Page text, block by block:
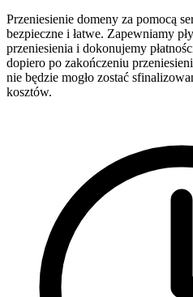
Przeniesienie domeny za pomocą
bezpieczne i łatwe. Zapewniamy
przeniesienia i dokonujemy
dopiero po zakończeniu
nie będzie mogło zostać
kosztów.